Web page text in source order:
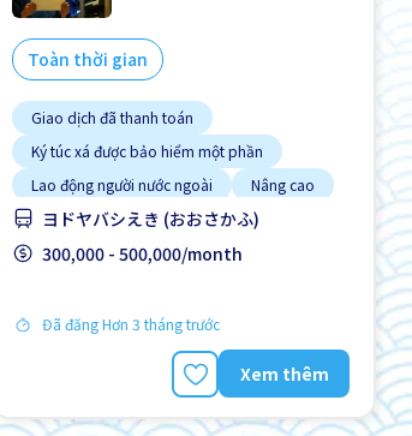
Toàn thời gian
Giao dịch đã thanh toán
Ký túc xá được bảo hiểm một phần
Lao động người nước ngoài
Nâng cao
Ưu tiên nam giới
Ưu tiên nữ giới
WKND & HOL tắt
ヨドヤバシえき (おおさかふ)
300,000 - 500,000/month
Đã đăng Hơn 3 tháng trước
Xem thêm